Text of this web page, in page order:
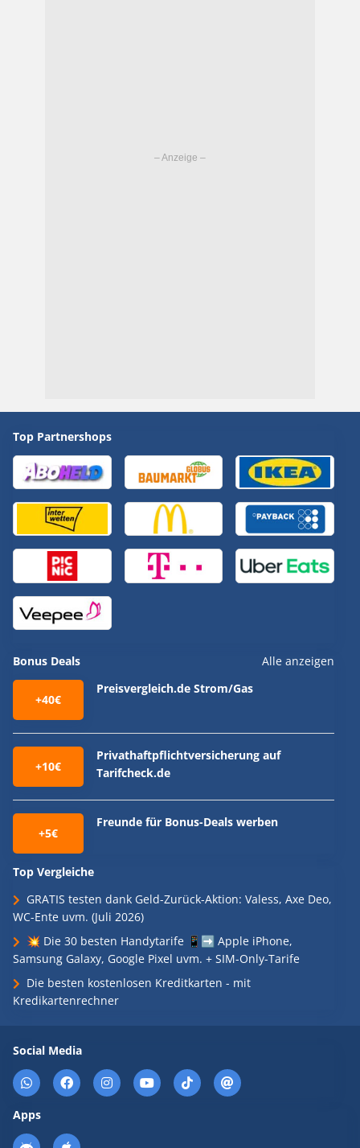
Top Partnershops
Bonus Deals Alle anzeigen
+40€
Preisvergleich.de Strom/Gas
+10€
Privathaftpflichtversicherung auf
Tarifcheck.de
+5€
Freunde für Bonus-Deals werben
Top Vergleiche
GRATIS testen dank Geld-Zurück-Aktion: Valess, Axe Deo,
WC-Ente uvm. (Juli 2026)
💥 Die 30 besten Handytarife 📱➡️ Apple iPhone,
Samsung Galaxy, Google Pixel uvm. + SIM-Only-Tarife
Die besten kostenlosen Kreditkarten - mit
Kredikartenrechner
Social Media
Apps